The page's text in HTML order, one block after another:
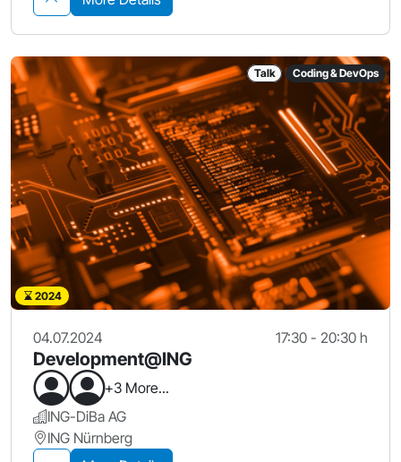
Talk Coding & DevOps
2024
04.07.2024 17:30 - 20:30 h
Development@ING
+3 More...
ING-DiBa AG
ING Nürnberg